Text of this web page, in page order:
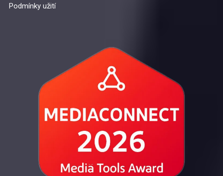
Podmínky užití